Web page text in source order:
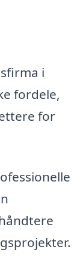
i
fordele,
for